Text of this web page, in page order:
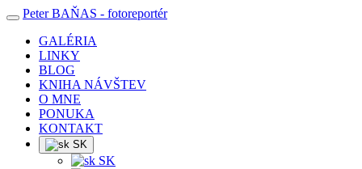
Peter BAŇAS - fotoreportér
GALÉRIA
LINKY
BLOG
KNIHA NÁVŠTEV
O MNE
PONUKA
KONTAKT
SK
SK